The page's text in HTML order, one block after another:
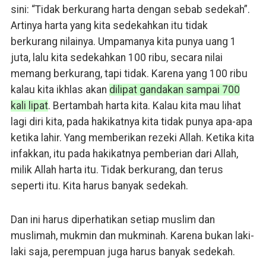
sini: “Tidak berkurang harta dengan sebab sedekah”.
Artinya harta yang kita sedekahkan itu tidak
berkurang nilainya. Umpamanya kita punya uang 1
juta, lalu kita sedekahkan 100 ribu, secara nilai
memang berkurang, tapi tidak. Karena yang 100 ribu
kalau kita ikhlas akan dilipat gandakan sampai 700
kali lipat. Bertambah harta kita. Kalau kita mau lihat
lagi diri kita, pada hakikatnya kita tidak punya apa-apa
ketika lahir. Yang memberikan rezeki Allah. Ketika kita
infakkan, itu pada hakikatnya pemberian dari Allah,
milik Allah harta itu. Tidak berkurang, dan terus
seperti itu. Kita harus banyak sedekah.
Dan ini harus diperhatikan setiap muslim dan
muslimah, mukmin dan mukminah. Karena bukan laki-
laki saja, perempuan juga harus banyak sedekah.